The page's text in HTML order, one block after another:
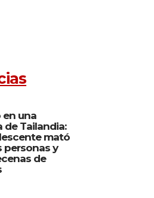
una
de Tailandia:
mató
personas y
de